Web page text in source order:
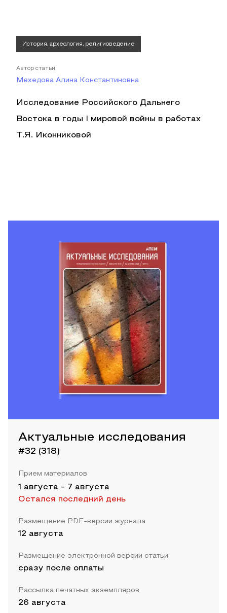
История, археология, религиоведение
Автор статьи
Мехедова Алина Константиновна
Исследование Российского Дальнего
Востока в годы I мировой войны в работах
Т.Я. Иконниковой
Актуальные исследования
#32 (318)
Прием материалов
1 августа - 7 августа
Остался последний день
Размещение PDF-версии журнала
12 августа
Размещение электронной версии статьи
сразу после оплаты
Рассылка печатных экземпляров
26 августа